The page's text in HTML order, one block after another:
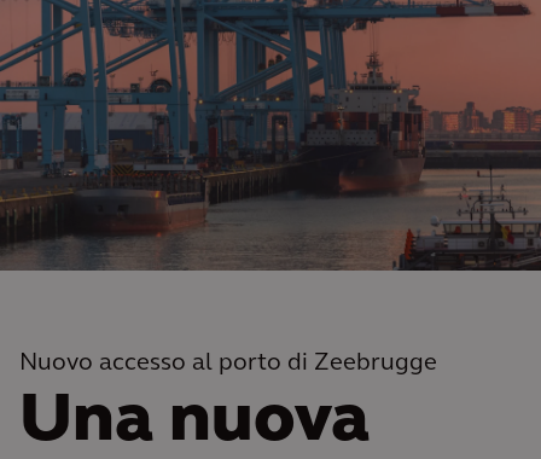
Nuovo accesso al porto di Zeebrugge
Una nuova